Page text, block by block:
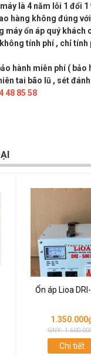
là 4 năm lỗi 1 đổi
hàng không đúng
máy ổn áp quý khách
tính phí , chỉ
hành miễn phí ( bảo
tai bão lũ , sét đánh
48 85 58
Ổn áp Lioa DRI-
GNY:
Chi tiết